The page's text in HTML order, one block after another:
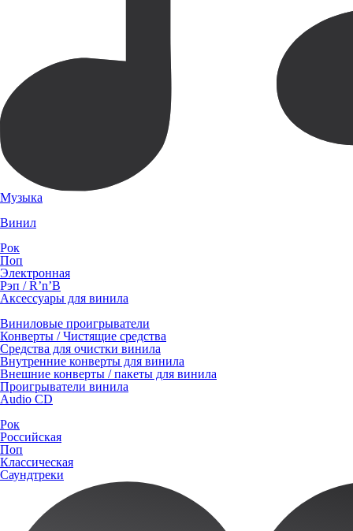
Музыка
Винил
Рок
Поп
Электронная
Рэп / R’n’B
Аксессуары для винила
Виниловые проигрыватели
Конверты / Чистящие средства
Средства для очистки винила
Внутренние конверты для винила
Внешние конверты / пакеты для винила
Проигрыватели винила
Audio CD
Рок
Российская
Поп
Классическая
Саундтреки